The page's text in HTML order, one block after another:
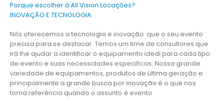
Porque escolher à All Vision Locações?
INOVAÇÃO E TECNOLOGIA
Nós oferecemos a tecnologia e inovação que o seu evento
precisa para se destacar. Temos um time de consultores que
irá lhe ajudar a identificar o equipamento ideal para cada tipo
de evento e suas necessidades especificas. Nossa grande
variedade de equipamentos, produtos de última geração e
principalmente a grande busca por inovação é o que nos
torna referência quando o assunto é evento